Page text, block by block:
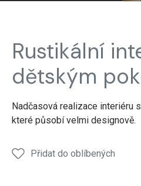
Rustikální
dětským
Nadčasová realizace interiéru
které působí velmi designově.
Přidat do oblíbených